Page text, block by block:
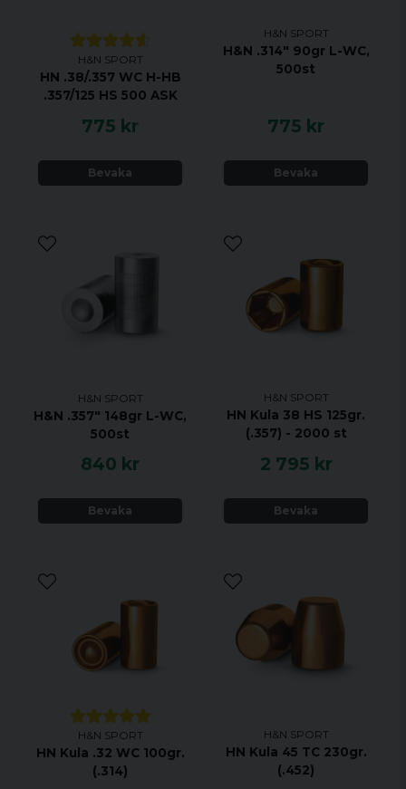
H&N SPORT
HN .38/.357 WC H-HB
.357/125 HS 500 ASK
775 kr
Bevaka
H&N SPORT
H&N .314" 90gr L-WC,
500st
775 kr
Bevaka
H&N SPORT
H&N .357" 148gr L-WC,
500st
840 kr
Bevaka
H&N SPORT
HN Kula 38 HS 125gr.
(.357) - 2000 st
2 795 kr
Bevaka
H&N SPORT
HN Kula .32 WC 100gr.
(.314)
H&N SPORT
HN Kula 45 TC 230gr.
(.452)